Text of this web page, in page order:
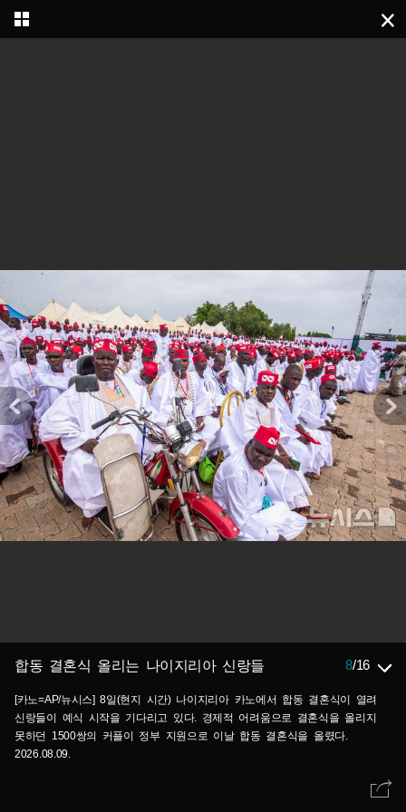
합동 결혼식 올리는 나이지리아 신랑들 8/16
[카노=AP/뉴시스] 8일(현지 시간) 나이지리아 카노에서 합동 결혼식이 열려
신랑들이 예식 시작을 기다리고 있다. 경제적 어려움으로 결혼식을 올리지
못하던 1500쌍의 커플이 정부 지원으로 이날 합동 결혼식을 올렸다.
2026.08.09.